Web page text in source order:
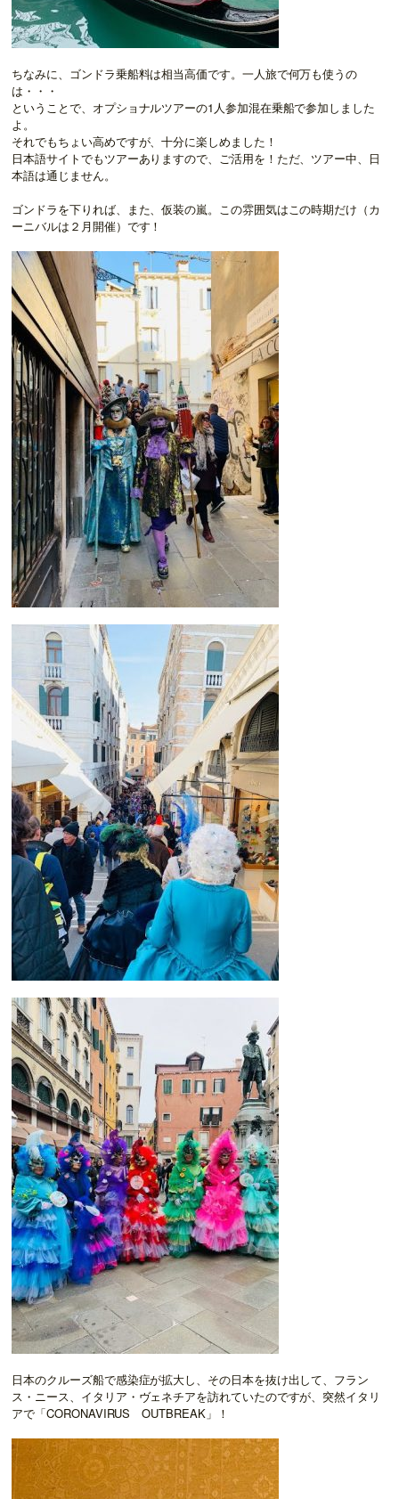
ちなみに、ゴンドラ乗船料は相当高価です。一人旅で何万も使うの
は・・・
ということで、オプショナルツアーの1人参加混在乗船で参加しました
よ。
それでもちょい高めですが、十分に楽しめました！
日本語サイトでもツアーありますので、ご活用を！ただ、ツアー中、日
本語は通じません。
ゴンドラを下りれば、また、仮装の嵐。この雰囲気はこの時期だけ（カ
ーニバルは２月開催）です！
日本のクルーズ船で感染症が拡大し、その日本を抜け出して、フラン
ス・ニース、イタリア・ヴェネチアを訪れていたのですが、突然イタリ
アで「CORONAVIRUS OUTBREAK」！